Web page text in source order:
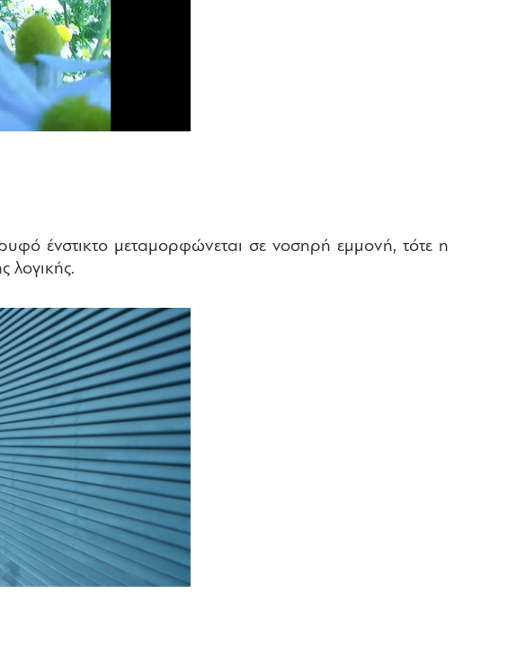
ένστικτο μεταμορφώνεται σε νοσηρή εμμονή, τότε η
λογικής.